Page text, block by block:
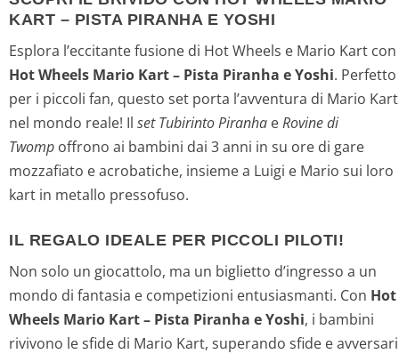
KART – PISTA PIRANHA E YOSHI
Esplora l’eccitante fusione di Hot Wheels e Mario Kart con
Hot Wheels Mario Kart – Pista Piranha e Yoshi. Perfetto
per i piccoli fan, questo set porta l’avventura di Mario Kart
nel mondo reale! Il set Tubirinto Piranha eRovine di
Twomp offrono ai bambini dai 3 anni in su ore di gare
mozzafiato e acrobatiche, insieme a Luigi e Mario sui loro
kart in metallo pressofuso.
IL REGALO IDEALE PER PICCOLI PILOTI!
Non solo un giocattolo, ma un biglietto d’ingresso a un
mondo di fantasia e competizioni entusiasmanti. Con Hot
Wheels Mario Kart – Pista Piranha e Yoshi, i bambini
rivivono le sfide di Mario Kart, superando sfide e avversari